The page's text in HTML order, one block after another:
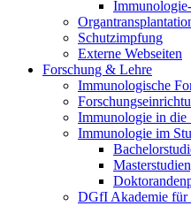
Schutzimpfung
Externe Webseiten
Forschung & Lehre
Immunologische
Immunologie in die
Immunologie im
DGfI Akademie für